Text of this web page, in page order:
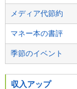
メディア代節約
マネー本の書評
季節のイベント
収入アップ